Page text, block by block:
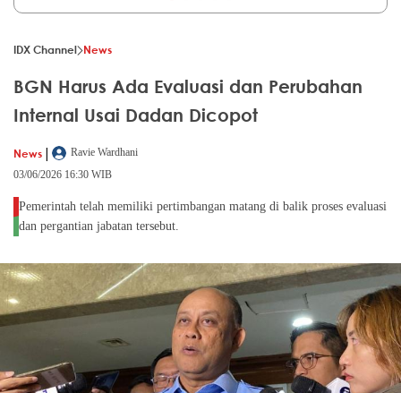
IDX Channel News
BGN Harus Ada Evaluasi dan Perubahan
Internal Usai Dadan Dicopot
News |
Ravie Wardhani
03/06/2026 16:30 WIB
Pemerintah telah memiliki pertimbangan matang di balik proses evaluasi
dan pergantian jabatan tersebut.